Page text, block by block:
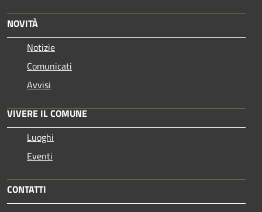
NOVITÀ
Notizie
Comunicati
Avvisi
VIVERE IL COMUNE
Luoghi
Eventi
CONTATTI